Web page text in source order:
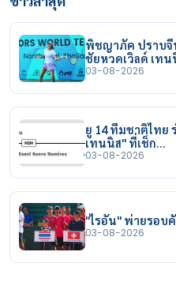
พิชญาภัค ปราบจี
ชัยหวดเวิลด์ เท
03-08-2026
ยู 14 ทีมชาติไทย
เทนนิส" ที่เช็ก…
03-08-2026
"ไรอัน" พ่ายรอบ
03-08-2026